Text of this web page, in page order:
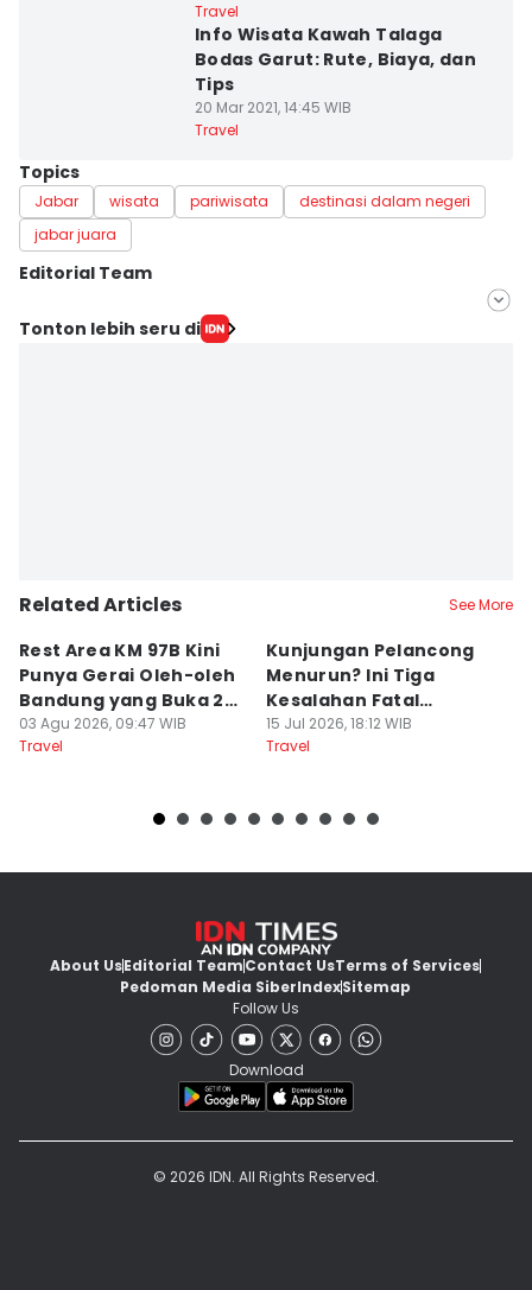
Travel
Info Wisata Kawah Talaga
Bodas Garut: Rute, Biaya, dan
Tips
20 Mar 2021, 14:45 WIB
Travel
Topics
Jabar wisata pariwisata
destinasi dalam negeri
jabar juara
Editorial Team
Editor
Tonton lebih seru di
Related Articles See More
Rest Area KM 97B Kini
Punya Gerai Oleh-oleh
Bandung yang Buka 24
Jam
03 Agu 2026, 09:47 WIB
Travel
Kunjungan Pelancong
Menurun? Ini Tiga
Kesalahan Fatal
Pengelola Wisata
15 Jul 2026, 18:12 WIB
Travel
About UsEditorial TeamContact UsTerms of Services
Pedoman Media SiberIndexSitemap
Follow Us
Download
© 2026 IDN. All Rights Reserved.